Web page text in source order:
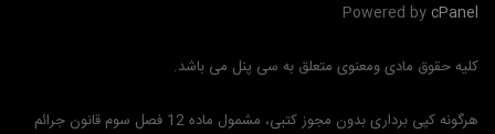
Powered by cPanel
کلیه حقوق مادی ومعنوی متعلق به سی پنل می باشد.
هرگونه کپی برداری بدون مجوز کتبی، مشمول ماده 12 فصل سوم قانون جرائم